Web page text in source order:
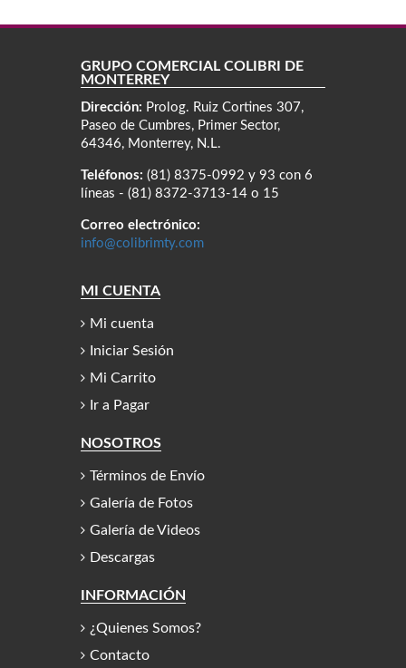
GRUPO COMERCIAL COLIBRÍ DE
MONTERREY
Dirección: Prolog. Ruiz Cortines 307,
Paseo de Cumbres, Primer Sector,
64346, Monterrey, N.L.
Teléfonos: (81) 8375-0992 y 93 con 6
líneas - (81) 8372-3713-14 o 15
Correo electrónico:
info@colibrimty.com
MI CUENTA
Mi cuenta
Iniciar Sesión
Mi Carrito
Ir a Pagar
NOSOTROS
Términos de Envío
Galería de Fotos
Galería de Videos
Descargas
INFORMACIÓN
¿Quienes Somos?
Contacto